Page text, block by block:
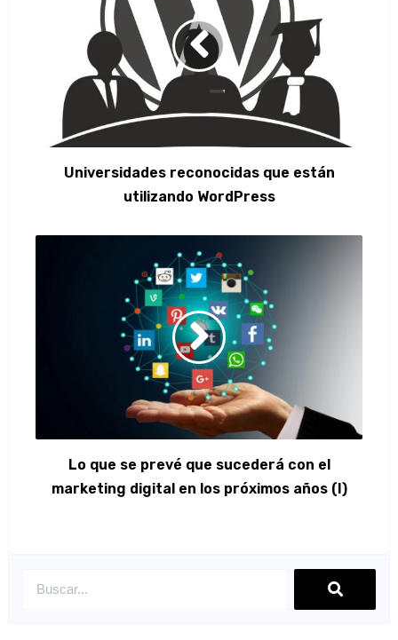
Universidades reconocidas que están
utilizando WordPress
Lo que se prevé que sucederá con el
marketing digital en los próximos años (I)